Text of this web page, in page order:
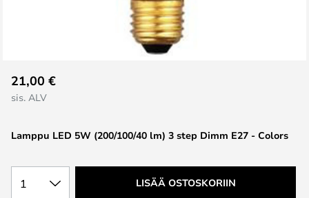
to
the
of
images
gallery
Lamppu LED 5W (200/100/40 lm) 3 step Dimm E27 - Colors
21,00 €
sis. ALV
1 LISÄÄ OSTOSKORIIN